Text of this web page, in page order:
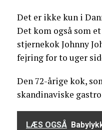
Det er ikke kun i
Det kom også som
stjernekok Johnny
fejring for to uger
Den 72-årige kok,
skandinaviske
LÆS OGSÅ